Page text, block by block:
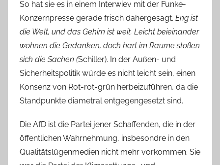
So hat sie es in einem Interwiev mit der Funke-
Konzernpresse gerade frisch dahergesagt. Eng ist
die Welt, und das Gehirn ist weit. Leicht beieinander
wohnen die Gedanken, doch hart im Raume stoßen
sich die Sachen (Schiller). In der Außen- und
Sicherheitspolitik würde es nicht leicht sein, einen
Konsenz von Rot-rot-grün herbeizuführen, da die
Standpunkte diametral entgegengesetzt sind.
Die AfD ist die Partei jener Schaffenden, die in der
öffentlichen Wahrnehmung, insbesondre in den
Qualitätslügenmedien nicht mehr vorkommen. Sie